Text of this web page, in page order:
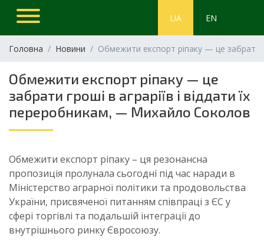
UA EN
Головна Новини Обмежити експорт ріпаку — це забрати
Обмежити експорт ріпаку — це
забрати гроші в аграріїв і віддати їх
переробникам, — Михайло Соколов
Обмежити експорт ріпаку – ця резонансна
пропозиція пролунала сьогодні під час наради в
Міністерство аграрної політики та продовольства
України, присвяченої питанням співпраці з ЄС у
сфері торгівлі та подальшій інтеграції до
внутрішнього ринку Євросоюзу.